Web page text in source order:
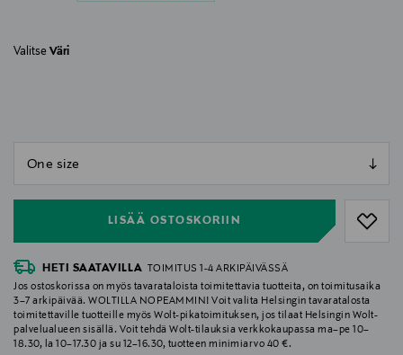
Valitse Väri
LISÄÄ OSTOSKORIIN
HETI SAATAVILLA
TOIMITUS 1-4 ARKIPÄIVÄSSÄ
Jos ostoskorissa on myös tavarataloista toimitettavia tuotteita, on toimitusaika
3–7 arkipäivää. WOLTILLA NOPEAMMIN! Voit valita Helsingin tavaratalosta
toimitettaville tuotteille myös Wolt-pikatoimituksen, jos tilaat Helsingin Wolt-
palvelualueen sisällä. Voit tehdä Wolt-tilauksia verkkokaupassa ma–pe 10–
18.30, la 10–17.30 ja su 12–16.30, tuotteen minimiarvo 40 €.